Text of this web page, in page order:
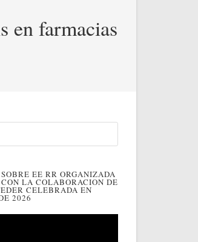
en farmacias
EE RR ORGANIZADA
CON LA COLABORACION DE
CELEBRADA EN
2026